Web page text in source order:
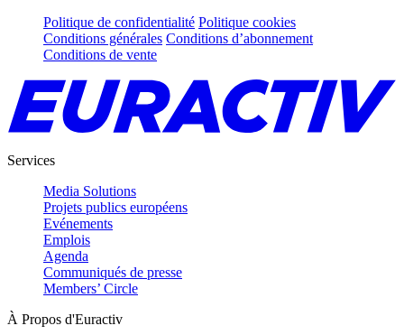
Politique de confidentialité Politique cookies
Conditions générales Conditions d’abonnement
Conditions de vente
Services
Media Solutions
Projets publics européens
Evénements
Emplois
Agenda
Communiqués de presse
Members’ Circle
À Propos d'Euractiv